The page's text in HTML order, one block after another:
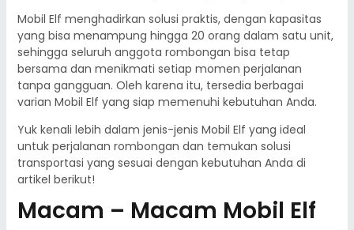
Mobil Elf menghadirkan solusi praktis, dengan kapasitas
yang bisa menampung hingga 20 orang dalam satu unit,
sehingga seluruh anggota rombongan bisa tetap
bersama dan menikmati setiap momen perjalanan
tanpa gangguan. Oleh karena itu, tersedia berbagai
varian Mobil Elf yang siap memenuhi kebutuhan Anda.
Yuk kenali lebih dalam jenis-jenis Mobil Elf yang ideal
untuk perjalanan rombongan dan temukan solusi
transportasi yang sesuai dengan kebutuhan Anda di
artikel berikut!
Macam – Macam Mobil Elf